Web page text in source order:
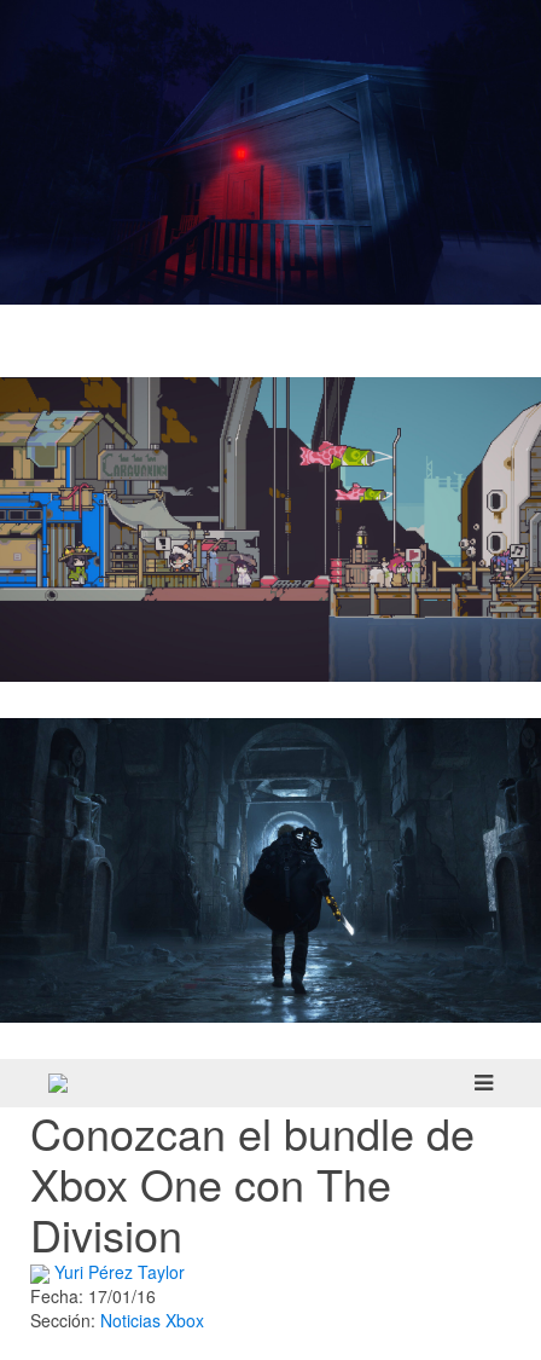
Conozcan el bundle de
Xbox One con The
Division
Yuri Pérez Taylor
Fecha: 17/01/16
Sección: Noticias Xbox